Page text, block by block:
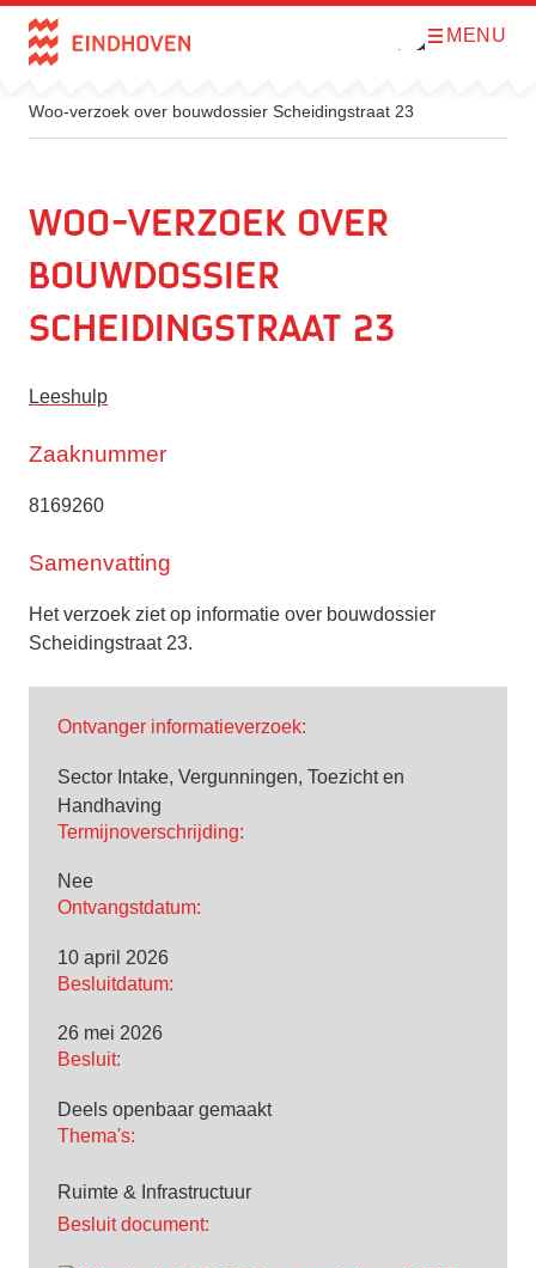
Direct naar de inhoud
O
MENU
Woo-verzoek over bouwdossier Scheidingstraat 23
Woo-verzoek over
bouwdossier
Scheidingstraat 23
Leeshulp
Zaaknummer
8169260
Samenvatting
Het verzoek ziet op informatie over bouwdossier
Scheidingstraat 23.
Ontvanger informatieverzoek:
Sector Intake, Vergunningen, Toezicht en
Handhaving
Termijnoverschrijding:
Nee
Ontvangstdatum:
10 april 2026
Besluitdatum:
26 mei 2026
Besluit:
Deels openbaar gemaakt
Thema's:
Ruimte & Infrastructuur
Besluit document: